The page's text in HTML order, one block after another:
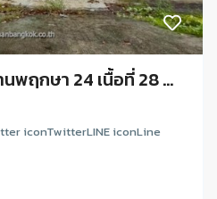
พฤกษา 24 เนื้อที่ 28 ...
iconTwitterLINE iconLine